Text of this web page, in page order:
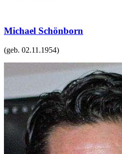
Michael Schönborn
(geb. 02.11.1954)